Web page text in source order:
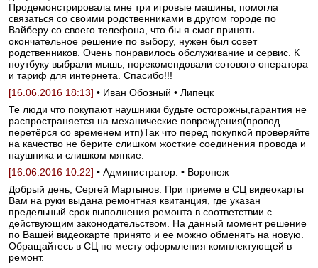
Продемонстрировала мне три игровые машины, помогла
связаться со своими родственниками в другом городе по
Вайберу со своего телефона, что бы я смог принять
окончательное решение по выбору, нужен был совет
родственников. Очень понравилось обслуживание и сервис. К
ноутбуку выбрали мышь, порекомендовали сотового оператора
и тариф для интернета. Спасибо!!!
[16.06.2016 18:13] • Иван Обозный • Липецк
Те люди что покупают наушники будьте осторожны,гарантия не
распространяется на механические повреждения(провод
перетёрся со временем итп)Так что перед покупкой проверяйте
на качество не берите слишком жосткие соединения провода и
наушника и слишком мягкие.
[16.06.2016 10:22] • Администратор. • Воронеж
Добрый день, Сергей Мартынов. При приеме в СЦ видеокарты
Вам на руки выдана ремонтная квитанция, где указан
предельный срок выполнения ремонта в соответствии с
действующим законодательством. На данный момент решение
по Вашей видеокарте принято и ее можно обменять на новую.
Обращайтесь в СЦ по месту оформления комплектующей в
ремонт.